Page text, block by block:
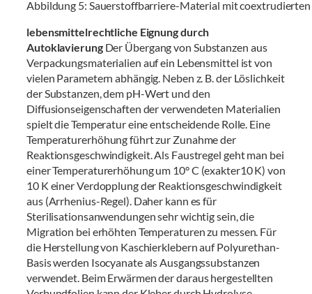
Abbildung 5: Sauerstoffbarriere-Material mit coextrudierten
lebensmittelrechtliche Eignung durch
AutoklavierungDer Übergang von Substanzen aus
Verpackungsmaterialien auf ein Lebensmittel ist von
vielen Parametern abhängig. Neben z. B. der Löslichkeit
der Substanzen, dem pH-Wert und den
Diffusionseigenschaften der verwendeten Materialien
spielt die Temperatur eine entscheidende Rolle. Eine
Temperaturerhöhung führt zur Zunahme der
Reaktionsgeschwindigkeit. Als Faustregel geht man bei
einer Temperaturerhöhung um 10° C (exakter10 K) von
10 K einer Verdopplung der Reaktionsgeschwindigkeit
aus (Arrhenius-Regel). Daher kann es für
Sterilisationsanwendungen sehr wichtig sein, die
Migration bei erhöhten Temperaturen zu messen. Für
die Herstellung von Kaschierklebern auf Polyurethan-
Basis werden Isocyanate als Ausgangssubstanzen
verwendet. Beim Erwärmen der daraus hergestellten